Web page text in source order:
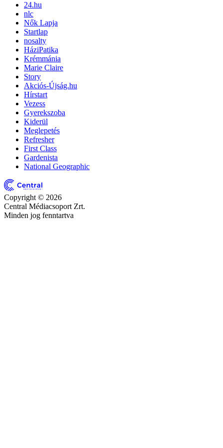
24.hu
nlc
Nők Lapja
Startlap
nosalty
HáziPatika
Krémmánia
Marie Claire
Story
Akciós-Újság.hu
Hírstart
Vezess
Gyerekszoba
Kiderül
Meglepetés
Refresher
First Class
Gardenista
National Geographic
Copyright © 2026
Central Médiacsoport Zrt.
Minden jog fenntartva